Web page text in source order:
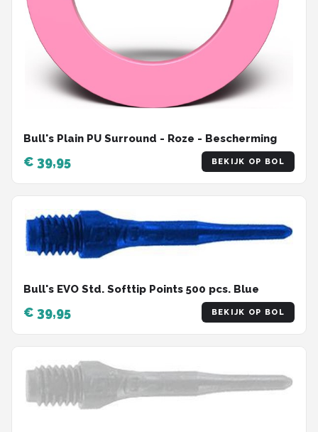
Bull's Plain PU Surround - Roze - Bescherming
€ 39,95 BEKIJK OP BOL
Bull's EVO Std. Softtip Points 500 pcs. Blue
€ 39,95 BEKIJK OP BOL